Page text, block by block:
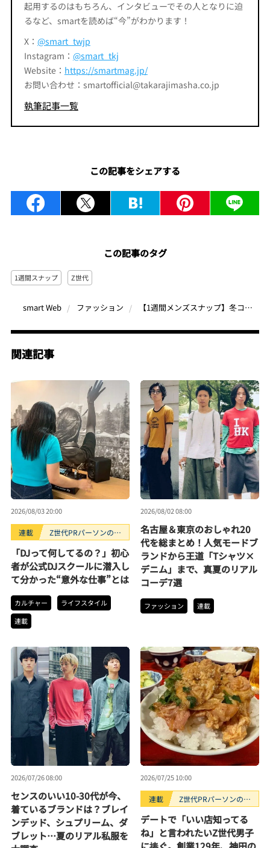
起用するのはもちろん、インタビューでその人となりに迫
るなど、smartを読めば“今”がわかります！
X： @smart_twjp
Instagram： @smart_tkj
Website： https://smartmag.jp/
お問い合わせ：smartofficial@takarajimasha.co.jp
執筆記事一覧
この記事をシェアする
この記事のタグ
1週間スナップ Z世代
smart Web ファッション 【1週間メンズスナップ】冬コーデの正解はこれ！20代・30代が魅せる最新ストリートスタイル7選
関連記事
2026/08/03 20:00
連載
Z世代PRパーソンのキ
「DJって何してるの？」初心
者が公式DJスクールに潜入し
て分かった“意外な仕事”とは
カルチャー
ライフスタイル
連載
2026/08/02 08:00
名古屋＆東京のおしゃれ20
代を総まとめ！人気モードブ
ランドから王道「Tシャツ×
デニム」まで、真夏のリアル
コーデ7選
ファッション 連載
2026/07/26 08:00
センスのいい10-30代が今、
着ているブランドは？ブレイ
ンデッド、シュプリーム、ダ
ブレット…夏のリアル私服を
2026/07/25 10:00
連載
Z世代PRパーソンのキ
デートで「いい店知ってる
ね」と言われたいZ世代男子